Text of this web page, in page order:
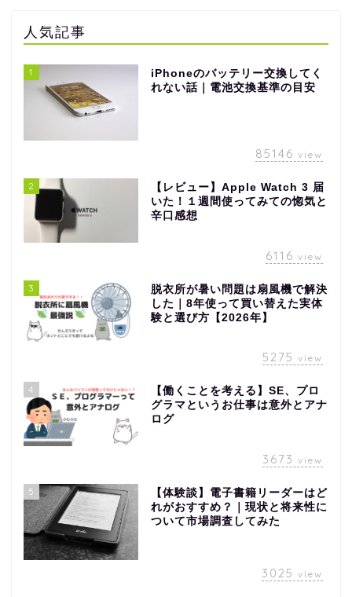
人気記事
1
iPhoneのバッテリー交換してく
れない話｜電池交換基準の目安
85146 view
2
【レビュー】Apple Watch 3 届
いた！１週間使ってみての惚気と
辛口感想
6116 view
3
脱衣所が暑い問題は扇風機で解決
した｜8年使って買い替えた実体
験と選び方【2026年】
5275 view
4
【働くことを考える】SE、プロ
グラマというお仕事は意外とアナ
ログ
3673 view
5
【体験談】電子書籍リーダーはど
れがおすすめ？｜現状と将来性に
ついて市場調査してみた
3025 view